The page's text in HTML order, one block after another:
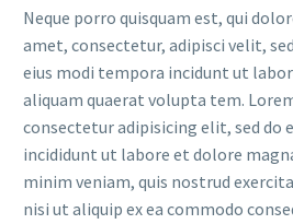
Neque porro quisquam est, qui
amet, consectetur, adipisci velit,
eius modi tempora incidunt ut
aliquam quaerat volupta tem.
consectetur adipisicing elit, sed do
incididunt ut labore et dolore
minim veniam, quis nostrud
nisi ut aliquip ex ea commodo